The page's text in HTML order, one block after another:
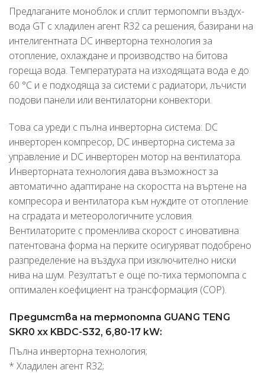
Предлаганите моноблок и сплит термопомпи въздух-
вода GT с хладилен агент R32 са решения, базирани на
интелигентната DC инверторна технология за
отопление, охлаждане и производство на битова
гореща вода. Температурата на изходящата вода е до
60 °C и е подходяща за системи с радиатори, лъчисти
подови панели или вентилаторни конвектори.
Това са уреди с пълна инверторна система: DC
инверторен компресор, DC инверторна система за
управление и DC инверторен мотор на вентилатора.
Инверторната технология дава възможност за
автоматично адаптиране на скоростта на въртене на
компресора и вентилатора към нуждите от отопление
на сградата и метеорологичните условия.
Вентилаторите с променлива скорост с иновативна
патентована форма на перките осигуряват подобрено
разпределение на въздуха при изключително ниски
нива на шум. Резултатът е още по-тиха термопомпа с
оптимален коефициент на трансформация (COP).
Предимства на термопомпа GUANG TENG
SKR0 xx KBDC-S32, 6,80-17 kW:
Пълна инверторна технология;
* Хладилен агент R32;